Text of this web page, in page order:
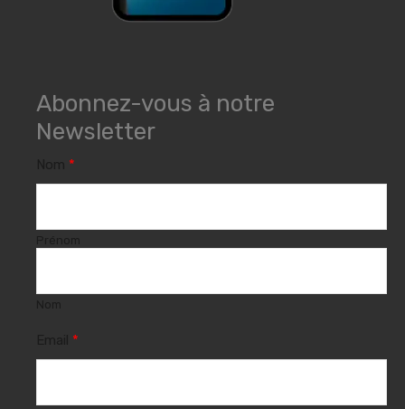
Abonnez-vous à notre
Newsletter
*
*